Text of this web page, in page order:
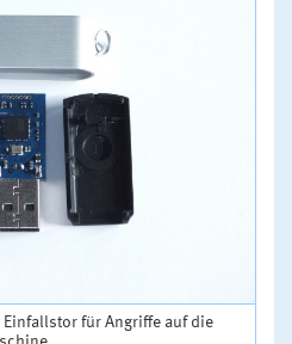
für Angriffe auf die